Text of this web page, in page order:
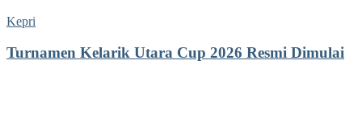
Kepri
Turnamen Kelarik Utara Cup 2026 Resmi Dimulai